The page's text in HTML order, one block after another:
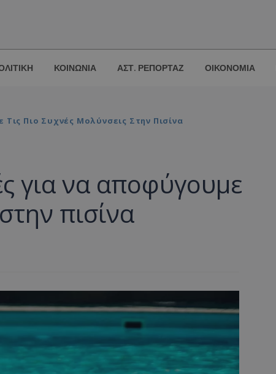
ΚΟΙΝΩΝΙΑ ΑΣΤ. ΡΕΠΟΡΤΑΖ ΟΙΚΟΝΟΜΙΑ
Πιο Συχνές Μολύνσεις Στην Πισίνα
για να αποφύγουμε
πισίνα